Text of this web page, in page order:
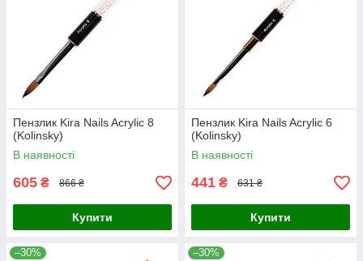
Пензлик Kira Nails Acrylic 8
(Kolinsky)
В наявності
605 ₴ 866 ₴
Купити
Пензлик Kira Nails Acrylic 6
(Kolinsky)
В наявності
441 ₴ 631 ₴
Купити
–30% –30%